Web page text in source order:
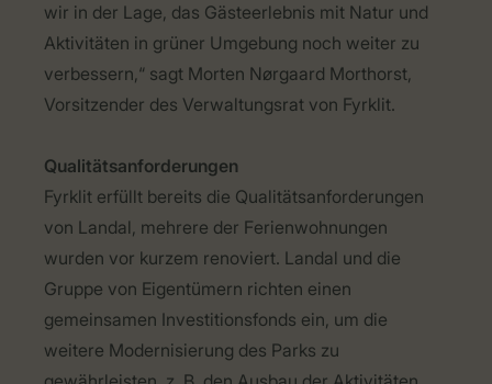
wir in der Lage, das Gästeerlebnis mit Natur und
Aktivitäten in grüner Umgebung noch weiter zu
verbessern,“ sagt Morten Nørgaard Morthorst,
Vorsitzender des Verwaltungsrat von Fyrklit.
Qualitätsanforderungen
Fyrklit erfüllt bereits die Qualitätsanforderungen
von Landal, mehrere der Ferienwohnungen
wurden vor kurzem renoviert. Landal und die
Gruppe von Eigentümern richten einen
gemeinsamen Investitionsfonds ein, um die
weitere Modernisierung des Parks zu